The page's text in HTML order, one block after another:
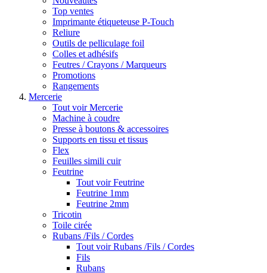
Top ventes
Imprimante étiqueteuse P-Touch
Reliure
Outils de pelliculage foil
Colles et adhésifs
Feutres / Crayons / Marqueurs
Promotions
Rangements
Mercerie
Tout voir Mercerie
Machine à coudre
Presse à boutons & accessoires
Supports en tissu et tissus
Flex
Feuilles simili cuir
Feutrine
Tout voir Feutrine
Feutrine 1mm
Feutrine 2mm
Tricotin
Toile cirée
Rubans /Fils / Cordes
Tout voir Rubans /Fils / Cordes
Fils
Rubans